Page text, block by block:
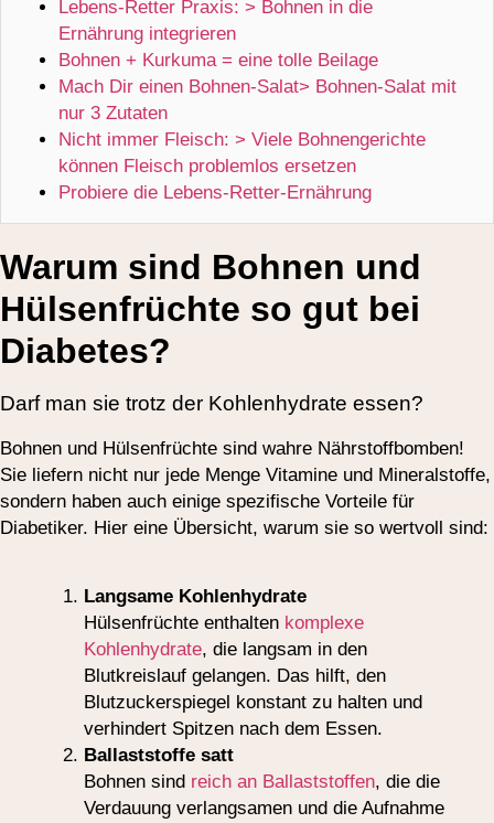
Lebens-Retter Praxis: > Bohnen in die
Ernährung integrieren
Bohnen + Kurkuma = eine tolle Beilage
Mach Dir einen Bohnen-Salat> Bohnen-Salat mit
nur 3 Zutaten
Nicht immer Fleisch: > Viele Bohnengerichte
können Fleisch problemlos ersetzen
Probiere die Lebens-Retter-Ernährung
Warum sind Bohnen und
Hülsenfrüchte so gut bei
Diabetes?
Darf man sie trotz der Kohlenhydrate essen?
Bohnen und Hülsenfrüchte sind wahre Nährstoffbomben!
Sie liefern nicht nur jede Menge Vitamine und Mineralstoffe,
sondern haben auch einige spezifische Vorteile für
Diabetiker. Hier eine Übersicht, warum sie so wertvoll sind:
Langsame Kohlenhydrate
Hülsenfrüchte enthalten komplexe
Kohlenhydrate, die langsam in den
Blutkreislauf gelangen. Das hilft, den
Blutzuckerspiegel konstant zu halten und
verhindert Spitzen nach dem Essen.
Ballaststoffe satt
Bohnen sind reich an Ballaststoffen, die die
Verdauung verlangsamen und die Aufnahme